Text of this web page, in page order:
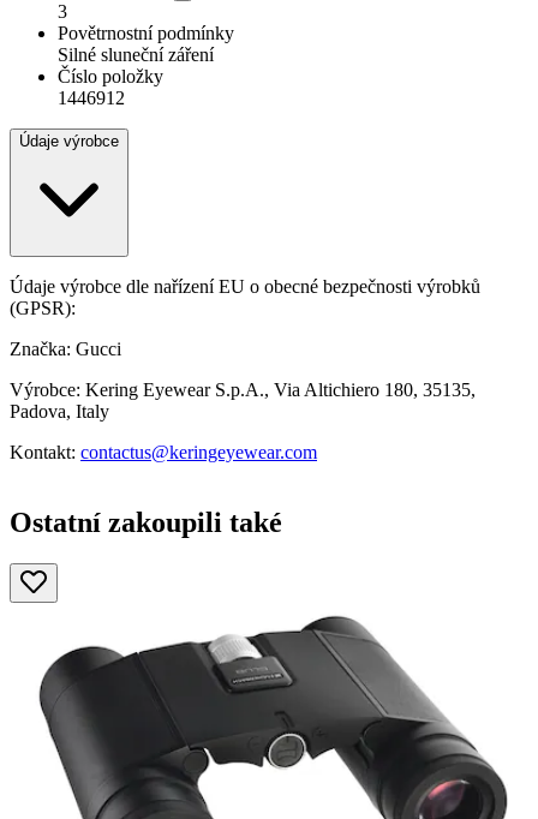
3
Povětrnostní podmínky
Silné sluneční záření
Číslo položky
1446912
Údaje výrobce
Údaje výrobce dle nařízení EU o obecné bezpečnosti výrobků
(GPSR):
Značka: Gucci
Výrobce: Kering Eyewear S.p.A., Via Altichiero 180, 35135,
Padova, Italy
Kontakt: contactus@keringeyewear.com
Ostatní zakoupili také